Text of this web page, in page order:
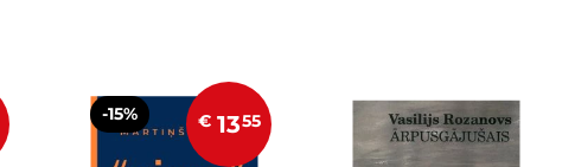
-15% € 1355